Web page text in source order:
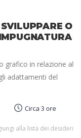
O
grafico in relazione al
adattamenti del
Circa 3 ore
alla lista dei desideri